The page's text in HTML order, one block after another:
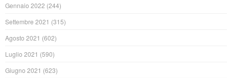
Gennaio 2022 (244)
Settembre 2021 (315)
Agosto 2021 (602)
Luglio 2021 (590)
Giugno 2021 (623)